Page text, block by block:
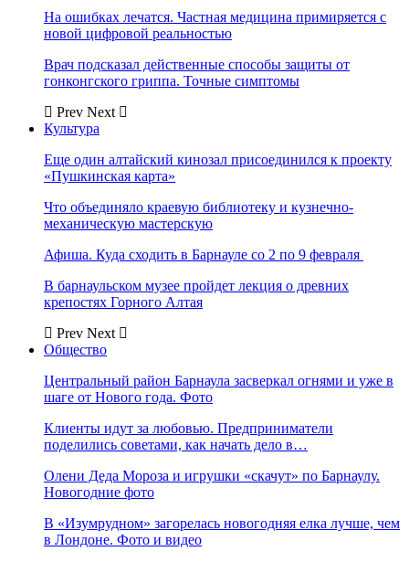
На ошибках лечатся. Частная медицина примиряется с
новой цифровой реальностью
Врач подсказал действенные способы защиты от
гонконгского гриппа. Точные симптомы
Prev Next
Культура
Еще один алтайский кинозал присоединился к проекту
«Пушкинская карта»
Что объединяло краевую библиотеку и кузнечно-
механическую мастерскую
Афиша. Куда сходить в Барнауле со 2 по 9 февраля
В барнаульском музее пройдет лекция о древних
крепостях Горного Алтая
Prev Next
Общество
Центральный район Барнаула засверкал огнями и уже в
шаге от Нового года. Фото
Клиенты идут за любовью. Предприниматели
поделились советами, как начать дело в…
Олени Деда Мороза и игрушки «скачут» по Барнаулу.
Новогодние фото
В «Изумрудном» загорелась новогодняя елка лучше, чем
в Лондоне. Фото и видео